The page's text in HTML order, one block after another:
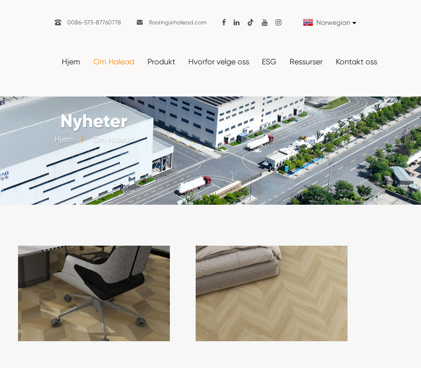
 0086-573-87760778  flooring@halead.com  Norwegian
Hjem Om Halead Produkt Hvorfor velge oss ESG Ressurser Kontakt oss
Nyheter
Hjem Om Halead